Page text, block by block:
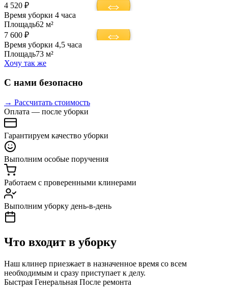
4 520 ₽
Время уборки 4 часа
Площадь62 м²
7 600 ₽
Время уборки 4,5 часа
Площадь73 м²
Хочу так же
С нами безопасно
→ Рассчитать стоимость
Оплата — после уборки
Гарантируем качество уборки
Выполним особые поручения
Работаем с проверенными клинерами
Выполним уборку день-в-день
Что входит в уборку
Наш клинер приезжает в назначенное время со всем
необходимым и сразу приступает к делу.
Быстрая Генеральная После ремонта